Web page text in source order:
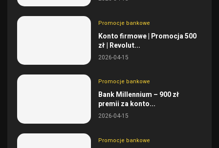
Promocje bankowe
Konto firmowe | Promocja 500
zł | Revolut...
2026-04-15
Promocje bankowe
Bank Millennium – 900 zł
premii za konto...
2026-04-15
Promocje bankowe